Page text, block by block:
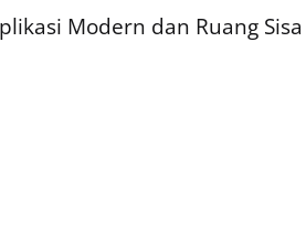
Modern dan Ruang